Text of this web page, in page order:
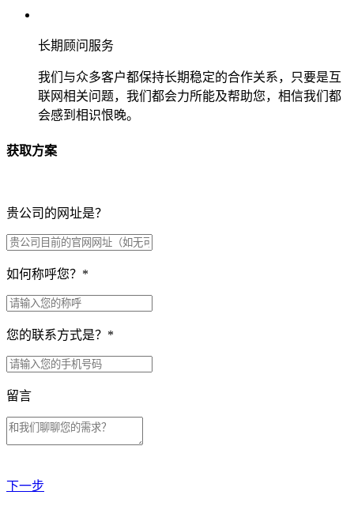
长期顾问服务
我们与众多客户都保持长期稳定的合作关系，只要是互
联网相关问题，我们都会力所能及帮助您，相信我们都
会感到相识恨晚。
获取方案
贵公司的网址是？
如何称呼您？ *
您的联系方式是？ *
留言
下一步